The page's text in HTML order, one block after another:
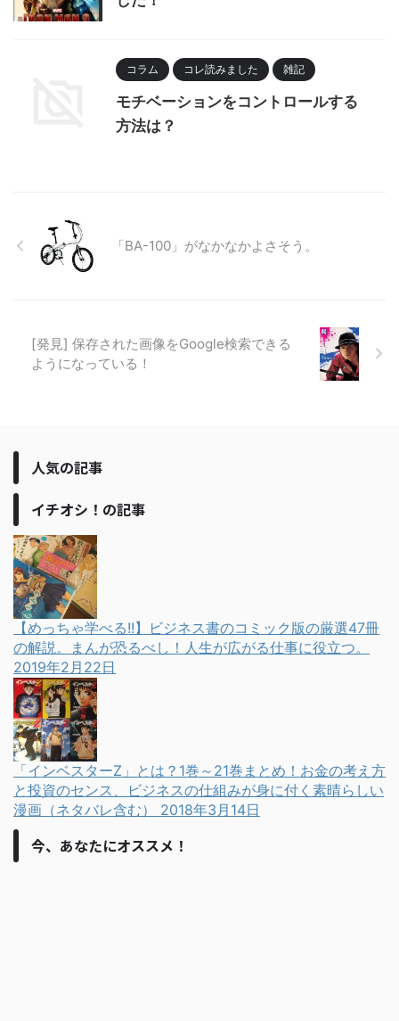
コラム コレ読みました 雑記
モチベーションをコントロールする
方法は？
「BA-100」がなかなかよさそう。
[発見] 保存された画像をGoogle検索できる
ようになっている！
人気の記事
イチオシ！の記事
【めっちゃ学べる!!】ビジネス書のコミック版の厳選47冊
の解説。まんが恐るべし！人生が広がる仕事に役立つ。
2019年2月22日
「インベスターZ」とは？1巻～21巻まとめ！お金の考え方
と投資のセンス、ビジネスの仕組みが身に付く素晴らしい
漫画（ネタバレ含む） 2018年3月14日
今、あなたにオススメ！